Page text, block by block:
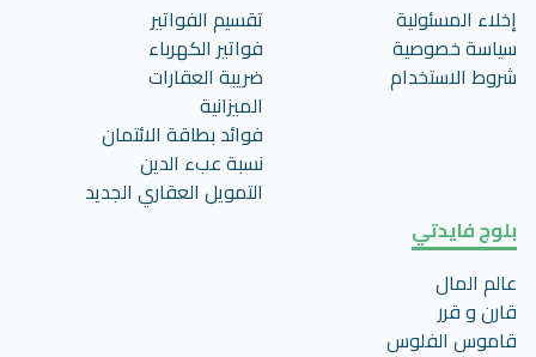
إخلاء المسئولية
سياسة خصوصية
شروط الاستخدام
تقسيم الفواتير
فواتير الكهرباء
ضريبة العقارات
الميزانية
فوائد بطاقة الائتمان
نسبة عبء الدين
التمويل العقاري الجديد
بلوج فايدتي
عالم المال
قارن و قرر
قاموس الفلوس